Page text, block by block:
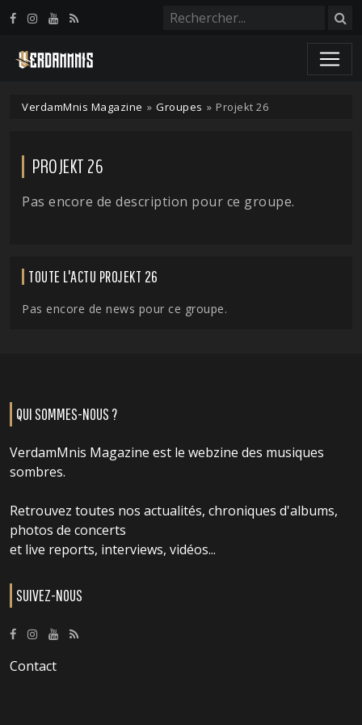
VerdamMnis Magazine » Groupes » Projekt 26
PROJEKT 26
Pas encore de description pour ce groupe.
TOUTE L'ACTU PROJEKT 26
Pas encore de news pour ce groupe.
QUI SOMMES-NOUS ?
VerdamMnis Magazine est le webzine des musiques
sombres.
Retrouvez toutes nos actualités, chroniques d'albums,
photos de concerts
et live reports, interviews, vidéos...
SUIVEZ-NOUS
Contact
Panneau de gestion des cookies